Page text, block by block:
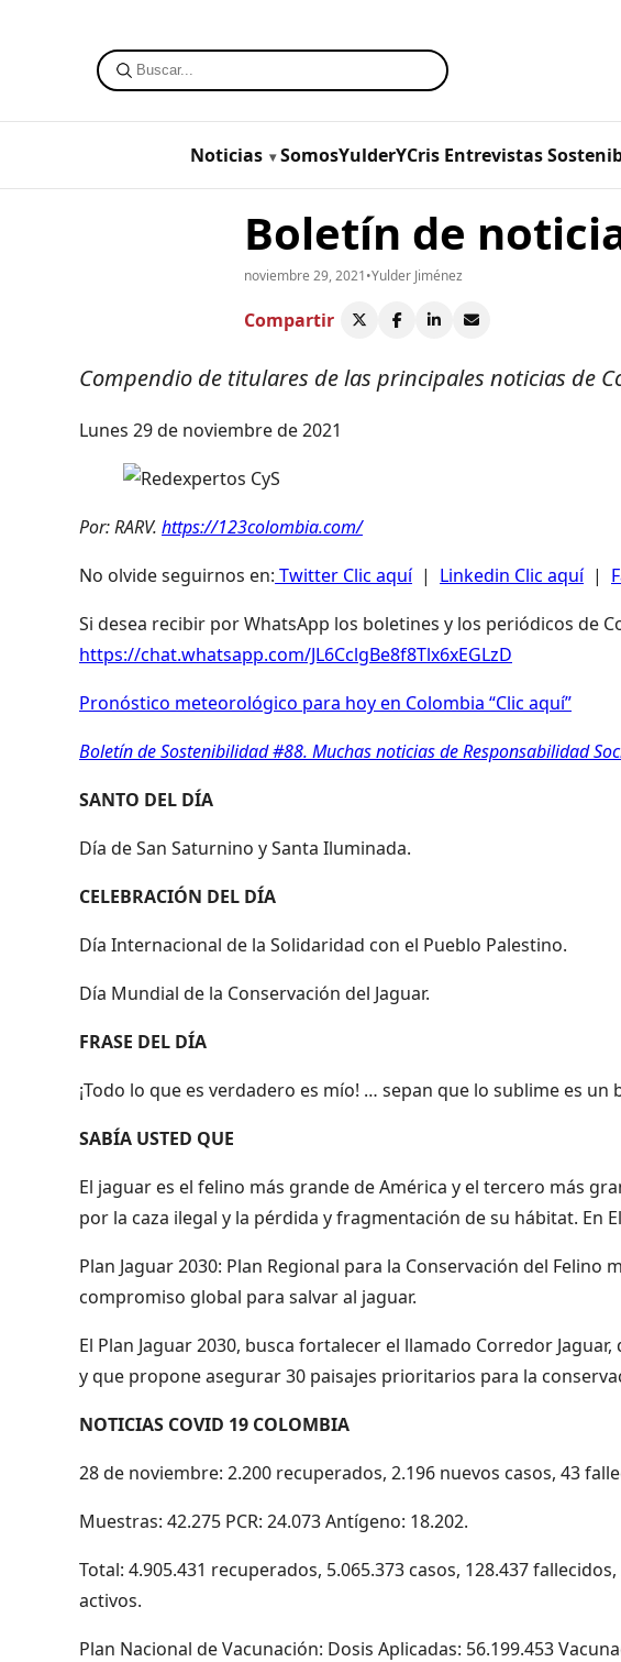
Noticias SomosYulderYCris Entrevistas
Boletín de
noviembre 29, 2021•Yulder Jiménez
Compartir
Compendio de titulares de las principales noticias de
Lunes 29 de noviembre de 2021
Por: RARV. https://123colombia.com/
No olvide seguirnos en: Twitter Clic aquí| Linkedin Clic aquí|
Si desea recibir por WhatsApp los boletines y los periódicos de
https://chat.whatsapp.com/JL6CclgBe8f8Tlx6xEGLzD
Pronóstico meteorológico para hoy en Colombia “Clic aquí”
Boletín de Sostenibilidad #88. Muchas noticias de Responsabilidad
SANTO DEL DÍA
Día de San Saturnino y Santa Iluminada.
CELEBRACIÓN DEL DÍA
Día Internacional de la Solidaridad con el Pueblo Palestino.
Día Mundial de la Conservación del Jaguar.
FRASE DEL DÍA
¡Todo lo que es verdadero es mío! … sepan que lo sublime es un
SABÍA USTED QUE
El jaguar es el felino más grande de América y el tercero más
por la caza ilegal y la pérdida y fragmentación de su hábitat. En
Plan Jaguar 2030: Plan Regional para la Conservación del
compromiso global para salvar al jaguar.
El Plan Jaguar 2030, busca fortalecer el llamado Corredor
y que propone asegurar 30 paisajes prioritarios para la
NOTICIAS COVID 19 COLOMBIA
28 de noviembre: 2.200 recuperados, 2.196 nuevos casos, 43
Muestras: 42.275 PCR: 24.073 Antígeno: 18.202.
Total: 4.905.431 recuperados, 5.065.373 casos, 128.437
activos.
Plan Nacional de Vacunación: Dosis Aplicadas: 56.199.453